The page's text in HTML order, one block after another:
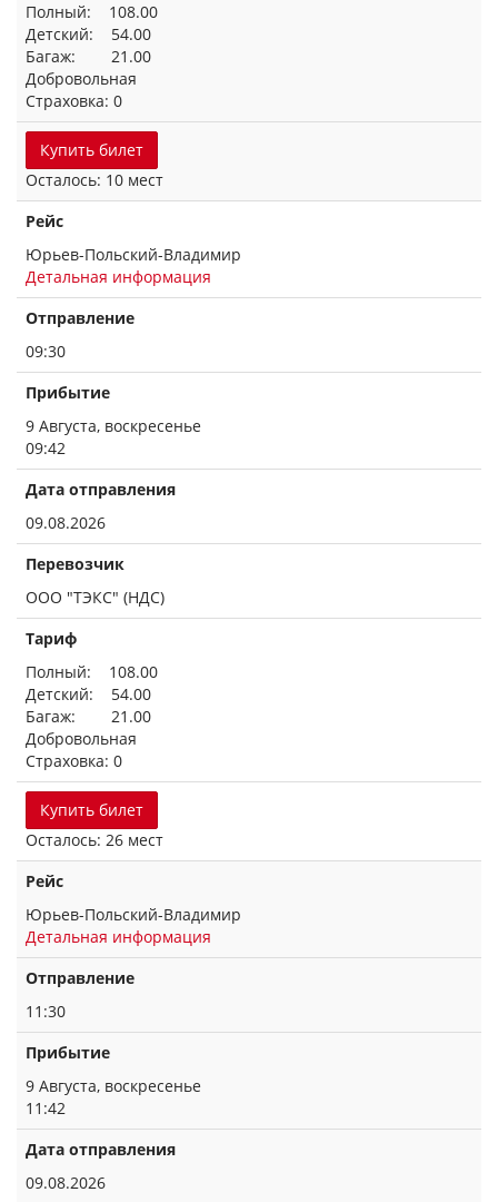
Полный: 108.00
Детский: 54.00
Багаж: 21.00
Добровольная
Страховка: 0
Купить билет
Осталось: 10 мест
Рейс
Юрьев-Польский-Владимир
Детальная информация
Отправление
09:30
Прибытие
9 Августа, воскресенье
09:42
Дата отправления
09.08.2026
Перевозчик
ООО "ТЭКС" (НДС)
Тариф
Полный: 108.00
Детский: 54.00
Багаж: 21.00
Добровольная
Страховка: 0
Купить билет
Осталось: 26 мест
Рейс
Юрьев-Польский-Владимир
Детальная информация
Отправление
11:30
Прибытие
9 Августа, воскресенье
11:42
Дата отправления
09.08.2026